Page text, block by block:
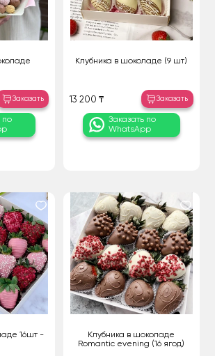
Заказать
по
Клубника в шоколаде (9 шт)
13 200 ₸ Заказать
Заказать по
WhatsApp
16шт -
Клубника в шоколаде
Romantic evening (16 ягод)